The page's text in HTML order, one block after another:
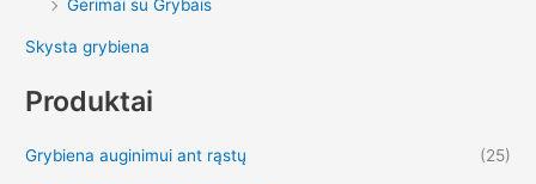
Gėrimai su Grybais
Skysta grybiena
Produktai
Grybiena auginimui ant rąstų (25)